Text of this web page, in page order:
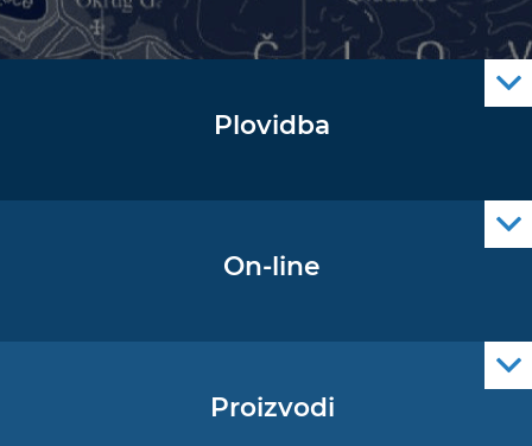
Plovidba
On-line
Proizvodi